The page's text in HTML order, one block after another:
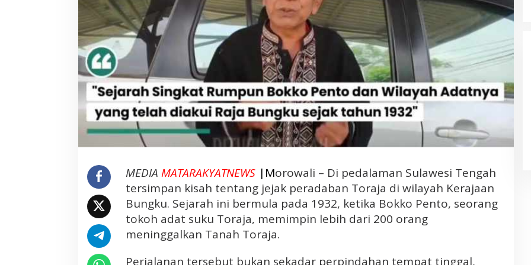
l
i
:
a
k
u
i
R
a
B
u
n
k
MEDIA MATARAKYATNEWS |Morowali – Di pedalaman Sulawesi Tengah
tersimpan kisah tentang jejak peradaban Toraja di wilayah Kerajaan
Bungku. Sejarah ini bermula pada 1932, ketika Bokko Pento, seorang
tokoh adat suku Toraja, memimpin lebih dari 200 orang
meninggalkan Tanah Toraja.
Perjalanan tersebut bukan sekadar perpindahan tempat tinggal,
Banjir Besar di Desa Bakan
Bolmong. Pemerhati LIN; Diduga
Akibat Aktivitas Deforestasi
Perusahaan Tambang PT. JRBM
dan Penambangan Liar